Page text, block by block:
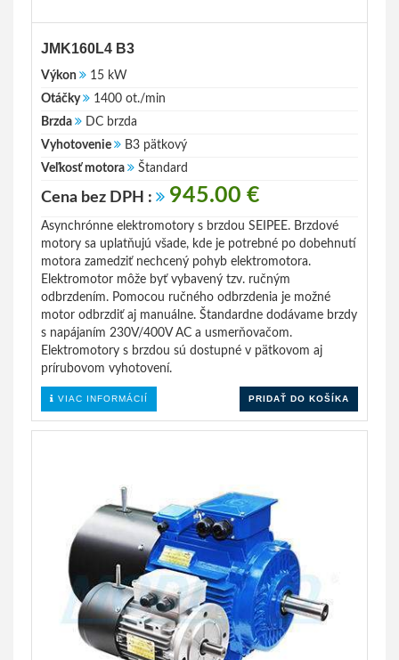
JMK160L4 B3
Výkon
15 kW
Otáčky
1400 ot./min
Brzda
DC brzda
Vyhotovenie
B3 pätkový
Veľkosť motora
Štandard
Cena bez DPH : 945.00 €
Asynchrónne elektromotory s brzdou SEIPEE. Brzdové
motory sa uplatňujú všade, kde je potrebné po dobehnutí
motora zamedziť nechcený pohyb elektromotora.
Elektromotor môže byť vybavený tzv. ručným
odbrzdením. Pomocou ručného odbrzdenia je možné
motor odbrzdiť aj manuálne. Štandardne dodávame brzdy
s napájaním 230V/400V AC a usmerňovačom.
Elektromotory s brzdou sú dostupné v pätkovom aj
prírubovom vyhotovení.
VIAC INFORMÁCIÍ PRIDAŤ DO KOŠÍKA